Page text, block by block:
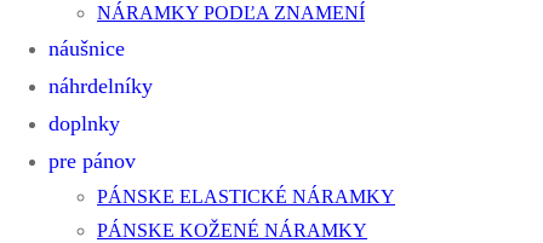
NÁRAMKY PODĽA ZNAMENÍ
náušnice
náhrdelníky
doplnky
pre pánov
PÁNSKE ELASTICKÉ NÁRAMKY
PÁNSKE KOŽENÉ NÁRAMKY